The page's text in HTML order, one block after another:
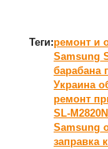
Теги:ремонт и
Samsung
барабана
Украина
ремонт
SL-
Samsung
заправка